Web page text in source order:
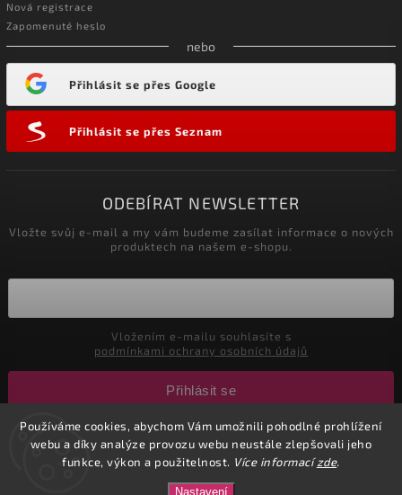
Používáme cookies, abychom Vám umožnili pohodlné prohlížení
webu a díky analýze provozu webu neustále zlepšovali jeho
funkce, výkon a použitelnost. Více informací zde.
Nastavení
Nová registrace
Zapomenuté heslo
nebo
Přihlásit se přes Google
Přihlásit se přes Seznam
ODEBÍRAT NEWSLETTER
Vložte svůj e-mail a my vám budeme zasílat informace o nových
produktech na našem e-shopu.
podmínkami ochrany osobních údajů
Přihlásit se
Copyright 2026CuteNails.cz. Všechna práva vyhrazena.
Upravit nastavení cookies